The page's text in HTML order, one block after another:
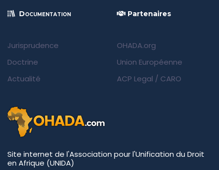
Documentation
Jurisprudence
Doctrine
Actualité
Partenaires
OHADA.org
Union Européenne
ACP Legal / CARO
Site internet de l'Association pour l'Unification du Droit
en Afrique (UNIDA)